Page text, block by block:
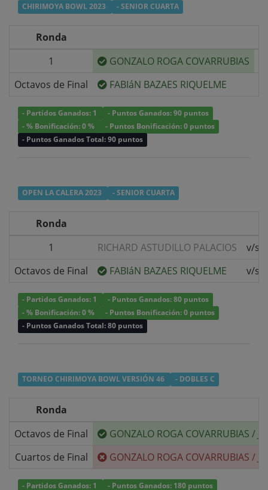
CHIRIMOYA BOWL 2023 - SENIOR CUARTA
Ronda
1
GONZALO ROGA COVARRUBIAS
Octavos de Final
FABIáN BAZAES RIQUELME
- Partidos Ganados: 1
- Puntos Ganados: 90 puntos
- % Bonificación: 0 %
- Puntos Bonificación: 0 puntos
- Puntos Ganados Total: 90 puntos
OPEN LA CALERA 2023 - SENIOR CUARTA
Ronda
1
RICHARD ASTUDILLO PALACIOS
v/s
Octavos de Final
FABIáN BAZAES RIQUELME v/s
- Partidos Ganados: 1
- Puntos Ganados: 80 puntos
- % Bonificación: 0 %
- Puntos Bonificación: 0 puntos
- Puntos Ganados Total: 80 puntos
TORNEO CHIRIMOYA BOWL VERSIÓN 46 - DOBLES C
Ronda
Octavos de Final
GONZALO ROGA COVARRUBIAS /
Cuartos de Final
GONZALO ROGA COVARRUBIAS /
- Partidos Ganados: 1 - Puntos Ganados: 180 puntos